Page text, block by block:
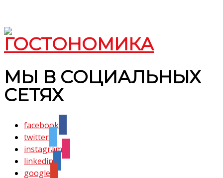
МЫ В СОЦИАЛЬНЫХ
СЕТЯХ
facebook
twitter
instagram
linkedin
google